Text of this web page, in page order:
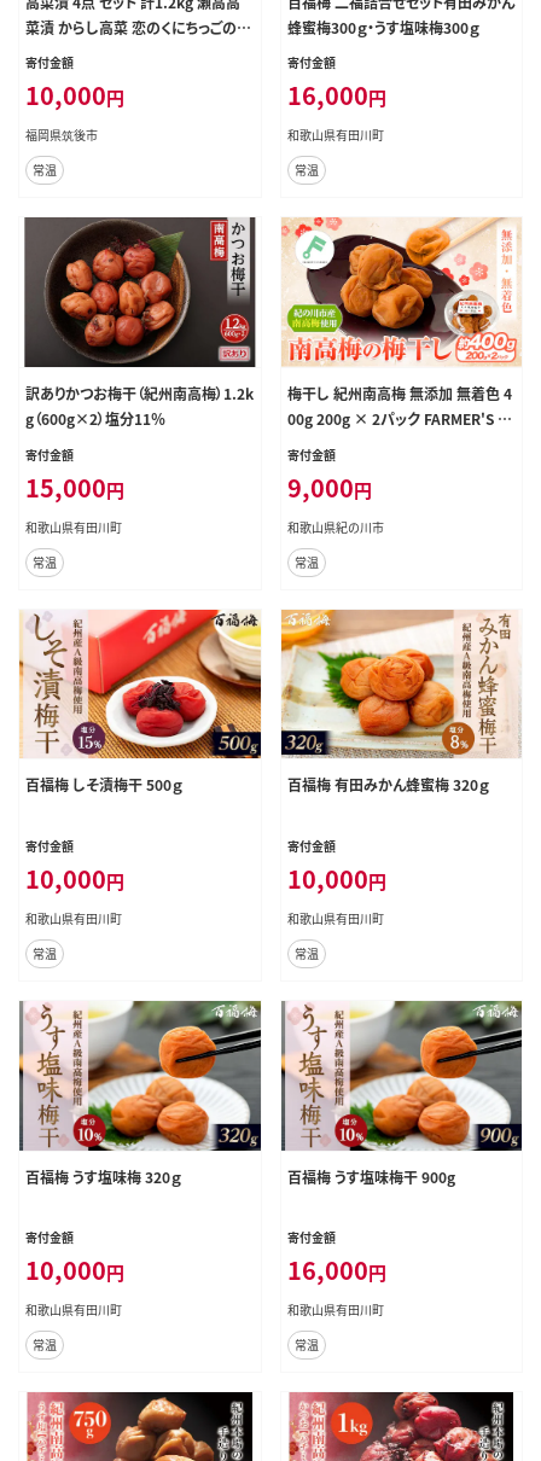
菜漬 からし高菜 恋のくにちっごの高
菜漬 漬物
寄付金額
10,000円
福岡県筑後市
常温
蜂蜜梅300ｇ・うす塩味梅300ｇ
寄付金額
16,000円
和歌山県有田川町
常温
訳ありかつお梅干（紀州南高梅）1.2k
g（600g×2）塩分11％
寄付金額
15,000円
和歌山県有田川町
常温
梅干し 紀州南高梅 無添加 無着色 4
00g 200g × 2パック FARMER'S FA
RMER《90日以内に出荷予定(土日
祝除く)》和歌山県 紀の川市 うめ 南
高梅 紀の川市産---wsk_fsf1_90d_
23_9000_200g---
寄付金額
9,000円
和歌山県紀の川市
常温
百福梅 しそ漬梅干 500ｇ
寄付金額
10,000円
和歌山県有田川町
常温
百福梅 有田みかん蜂蜜梅 320ｇ
寄付金額
10,000円
和歌山県有田川町
常温
百福梅 うす塩味梅 320ｇ
寄付金額
10,000円
和歌山県有田川町
常温
百福梅 うす塩味梅干 900g
寄付金額
16,000円
和歌山県有田川町
常温